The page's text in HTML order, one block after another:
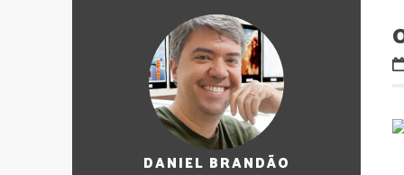
DANIEL BRANDÃO